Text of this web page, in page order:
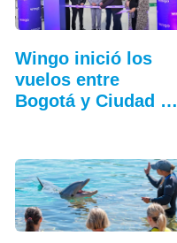
Wingo inició los
vuelos entre
Bogotá y Ciudad de